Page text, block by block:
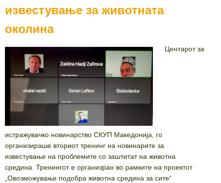
известување за животната
околина
Центарот за
истражувачко новинарство СКУП Македонија, го
организираше вториот тренинг на новинарите за
известување на проблемите со заштитат на животна
средина. Тренингот е организран во рамките на проектот
„Овозможување подобра животна средина за сите“